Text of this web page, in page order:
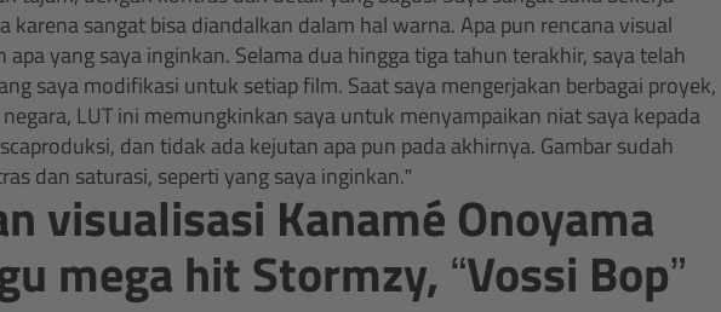
karena sangat bisa diandalkan dalam hal warna. Apa pun rencana visual
apa yang saya inginkan. Selama dua hingga tiga tahun terakhir, saya telah
saya modifikasi untuk setiap film. Saat saya mengerjakan berbagai proyek,
LUT ini memungkinkan saya untuk menyampaikan niat saya kepada
dan tidak ada kejutan apa pun pada akhirnya. Gambar sudah
dan saturasi, seperti yang saya inginkan.”
visualisasi Kanamé Onoyama
mega hit Stormzy, “Vossi Bop”